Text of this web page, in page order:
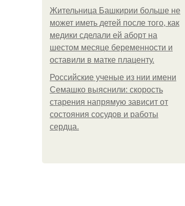
Жительница Башкирии больше не
может иметь детей после того, как
медики сделали ей аборт на
шестом месяце беременности и
оставили в матке плаценту.
Российские ученые из нии имени
Семашко выяснили: скорость
старения напрямую зависит от
состояния сосудов и работы
сердца.